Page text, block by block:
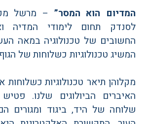
“המדיום הוא המסר” – מרשל
לסנדק תחום לימודי המדיה
החשובים של טכנולוגיה במאה
המשיג טכנולוגיות כשלוחות של
מקלוהן תיאר טכנולוגיות
האיברים הביולוגים שלנו.
שלוחה של היד, ביגוד ומגורים